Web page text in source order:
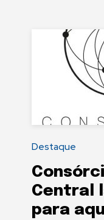
Destaque
Central
para